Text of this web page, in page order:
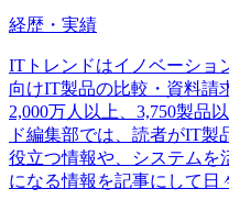
経歴・実績
ITトレンドはイノベーショ
向けIT製品の比較・資料請
2,000万人以上、3,750製品
ド編集部では、読者がIT製
役立つ情報や、システムを
になる情報を記事にして日